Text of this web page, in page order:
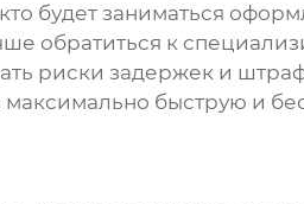
будет заниматься
обратиться к
риски задержек и
быструю и